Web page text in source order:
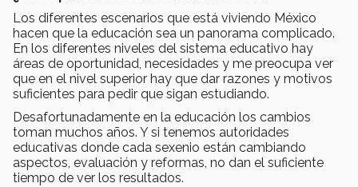
Los diferentes escenarios que está viviendo México
hacen que la educación sea un panorama complicado.
En los diferentes niveles del sistema educativo hay
áreas de oportunidad, necesidades y me preocupa ver
que en el nivel superior hay que dar razones y motivos
suficientes para pedir que sigan estudiando.
Desafortunadamente en la educación los cambios
toman muchos años. Y si tenemos autoridades
educativas donde cada sexenio están cambiando
aspectos, evaluación y reformas, no dan el suficiente
tiempo de ver los resultados.